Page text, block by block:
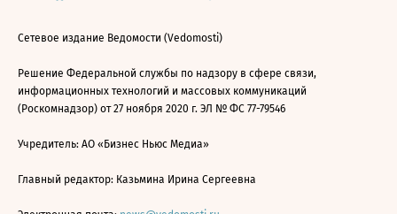
Сетевое издание Ведомости (Vedomosti)
Решение Федеральной службы по надзору в сфере связи,
информационных технологий и массовых коммуникаций
(Роскомнадзор) от 27 ноября 2020 г. ЭЛ № ФС 77-79546
Учредитель: АО «Бизнес Ньюс Медиа»
Главный редактор: Казьмина Ирина Сергеевна